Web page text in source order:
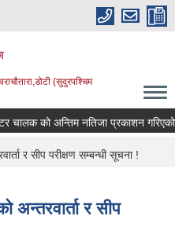
(सुदुरपश्चिम
को अन्तिम नतिजा प्रकाशन गरिएको
र सीप परीक्षण सम्बन्धी सूचना !
अन्तरवार्ता र सीप